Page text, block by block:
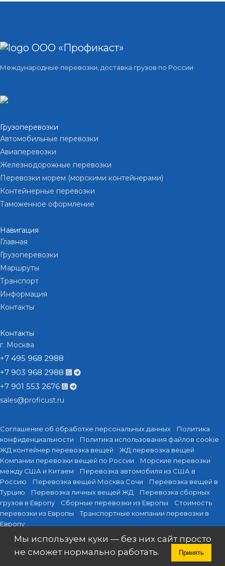
ООО «Профикаст»
Международные перевозки, доставка грузов по России
Грузоперевозки
Автомобильные перевозки
Авиаперевозки
Железнодорожные перевозки
Перевозки морем (морскими контейнерами)
Контейнерные перевозки
Таможенное оформление
Навигация
Главная
Грузоперевозки
Маршруты
Транспорт
Информация
Контакты
Контакты
г. Москва
+7 495 968 2988
+7 903 968 2988
+7 901 553 2676
sales@proficust.ru
Соглашение об обработке персональных данных
Политика
конфиденциальности
Политика использования файлов cookie
ЖД контейнер перевозка вещей
ЖД перевозка вещей
Компании перевозки вещей по России
Морские перевозки
между США и Китаем
Перевозка автомобиля из США в
Россию
Перевозка вещей Москва Сочи
Перевозка вещей в
Турцию
Перевозка личных вещей ЖД
Перевозка сборных
грузов в Европу
Сборные перевозки из Европы
Стоимость
перевозки из Европы
Транспортные компании перевозки в
Европу
Мы используем куки — без них сайт просто
не сможет нормально работать.
Принять